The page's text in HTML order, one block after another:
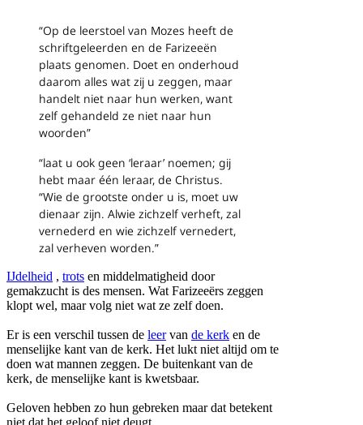
“Op de leerstoel van Mozes heeft de
schriftgeleerden en de Farizeeën
plaats genomen. Doet en onderhoud
daarom alles wat zij u zeggen, maar
handelt niet naar hun werken, want
zelf gehandeld ze niet naar hun
woorden”
“laat u ook geen ‘leraar’ noemen; gij
hebt maar één leraar, de Christus.
“Wie de grootste onder u is, moet uw
dienaar zijn. Alwie zichzelf verheft, zal
vernederd en wie zichzelf vernedert,
zal verheven worden.”
IJdelheid , trots en middelmatigheid door
gemakzucht is des mensen. Wat Farizeeërs zeggen
klopt wel, maar volg niet wat ze zelf doen.
Er is een verschil tussen de leervan de kerk en de
menselijke kant van de kerk. Het lukt niet altijd om te
doen wat mannen zeggen. De buitenkant van de
kerk, de menselijke kant is kwetsbaar.
Geloven hebben zo hun gebreken maar dat betekent